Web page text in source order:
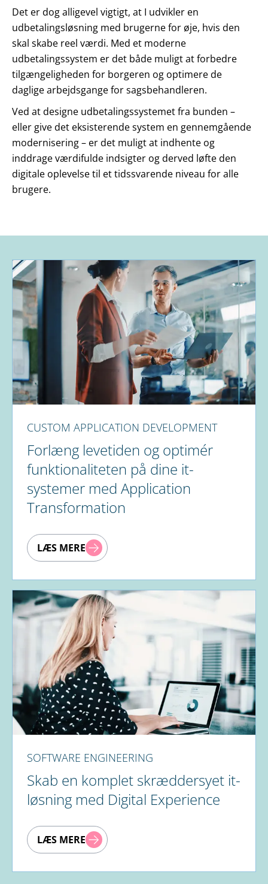
Det er dog alligevel vigtigt, at I udvikler en
udbetalingsløsning med brugerne for øje, hvis den
skal skabe reel værdi. Med et moderne
udbetalingssystem er det både muligt at forbedre
tilgængeligheden for borgeren og optimere de
daglige arbejdsgange for sagsbehandleren.
Ved at designe udbetalingssystemet fra bunden –
eller give det eksisterende system en gennemgående
modernisering – er det muligt at indhente og
inddrage værdifulde indsigter og derved løfte den
digitale oplevelse til et tidssvarende niveau for alle
brugere.
CUSTOM APPLICATION DEVELOPMENT
Forlæng levetiden og optimér
funktionaliteten på dine it-
systemer med Application
Transformation
LÆS MERE
SOFTWARE ENGINEERING
Skab en komplet skræddersyet it-
løsning med Digital Experience
LÆS MERE